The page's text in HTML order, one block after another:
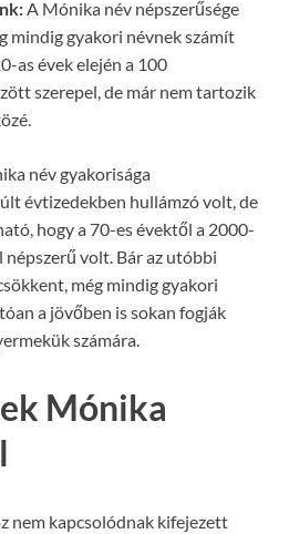
A Mónika név népszerűsége
mindig gyakori névnek számít
as évek elején a 100
szerepel, de már nem tartozik
név gyakorisága
évtizedekben hullámzó volt, de
hogy a 70-es évektől a 2000-
népszerű volt. Bár az utóbbi
még mindig gyakori
a jövőben is sokan fogják
számára.
Mónika
nem kapcsolódnak kifejezett